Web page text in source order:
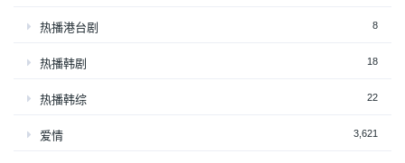
热播港台剧 8
热播韩剧 18
热播韩综 22
爱情 3,621